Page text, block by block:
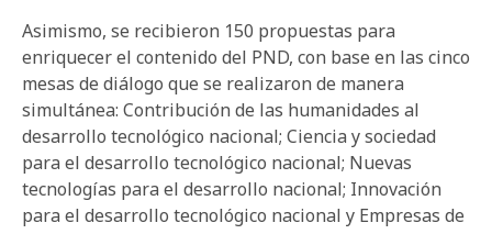
Asimismo, se recibieron 150 propuestas para
enriquecer el contenido del PND, con base en las cinco
mesas de diálogo que se realizaron de manera
simultánea: Contribución de las humanidades al
desarrollo tecnológico nacional; Ciencia y sociedad
para el desarrollo tecnológico nacional; Nuevas
tecnologías para el desarrollo nacional; Innovación
para el desarrollo tecnológico nacional y Empresas de